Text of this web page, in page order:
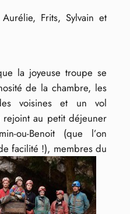
Frits, Sylvain et
la joyeuse troupe se
de la chambre, les
voisines et un vol
rejoint au petit déjeuner
ou-Benoit (que l’on
facilité !), membres du